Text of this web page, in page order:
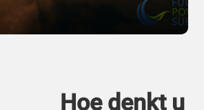
Hoe denkt u